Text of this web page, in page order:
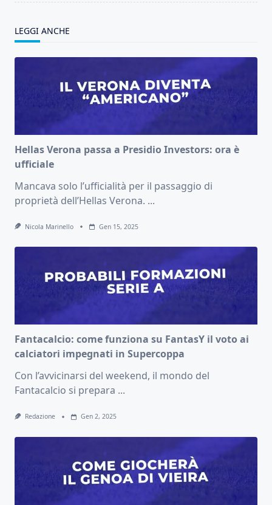
LEGGI ANCHE
Hellas Verona passa a Presidio Investors: ora è
ufficiale
Mancava solo l’ufficialità per il passaggio di
proprietà dell’Hellas Verona. ...
Nicola Marinello Gen 15, 2025
Fantacalcio: come funziona su FantasY il voto ai
calciatori impegnati in Supercoppa
Con l’avvicinarsi del weekend, il mondo del
Fantacalcio si prepara ...
Redazione Gen 2, 2025